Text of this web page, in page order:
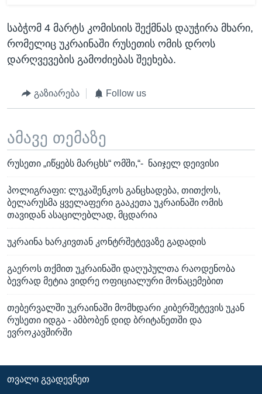
საბჭომ 4 მარტს კომისიის შექმნას დაუჭირა მხარი,
რომელიც უკრაინაში რუსეთის ომის დროს
დარღვევების გამოძიებას შეეხება.
გაზიარება Follow us
ამავე თემაზე
რუსეთი „იწყებს მარცხს“ ომში,“- ნაიჯელ დეივისი
პოლიგრაფი: ლუკაშენკოს განცხადება, თითქოს,
ბელარუსმა ყველაფერი გააკეთა უკრაინაში ომის
თავიდან ასაცილებლად, მცდარია
უკრაინა ხარკივთან კონტრშეტევაზე გადადის
გაეროს თქმით უკრაინაში დაღუპულთა რაოდენობა
ბევრად მეტია ვიდრე ოფიციალური მონაცემებით
თებერვალში უკრაინაში მომხდარი კიბერშეტევის უკან
რუსეთი იდგა - ამბობენ დიდ ბრიტანეთში და
ევროკავშირში
ᲗᲕᲐᲚᲘ ᲒᲕᲐᲓᲔᲕᲜᲔᲗ